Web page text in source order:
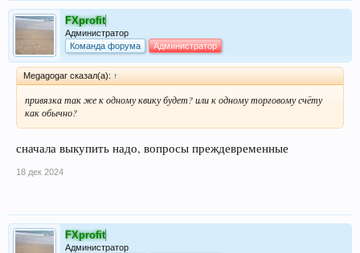
FXprofit
Администратор
Команда форума
Администратор
Megagogar сказал(а): ↑
привязка так же к одному квику будет? или к одному торговому счёту
как обычно?
сначала выкупить надо, вопросы преждевременные
18 дек 2024
FXprofit
Администратор